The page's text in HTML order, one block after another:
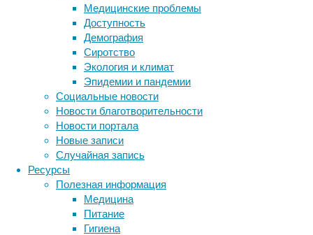
Медицинские проблемы
Доступность
Демография
Сиротство
Экология и климат
Эпидемии и пандемии
Социальные новости
Новости благотворительности
Новости портала
Новые записи
Случайная запись
Ресурсы
Полезная информация
Медицина
Питание
Гигиена
за
рубежом
российских
ядерных
технологий
для
медицины,
а
также
радиационных
технологий
для
центров
облучения